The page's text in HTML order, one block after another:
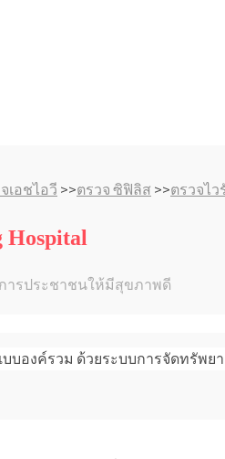
เอชไอวี >>ตรวจ ซิฟิลิส >>ตรวจไ
Hospital
ารประชาชนให้มีสุขภาพดี
บองค์รวม ด้วยระบบการจัดทรัพ